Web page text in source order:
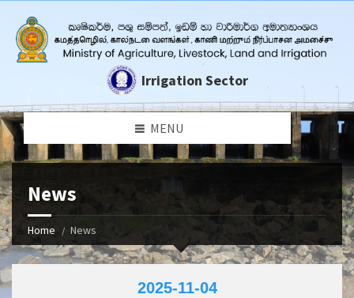
Irrigation Sector
MENU
News
Home News
2025-11-04